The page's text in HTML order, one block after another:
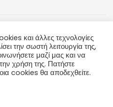
και άλλες τεχνολογίες
την σωστή λειτουργία της,
μαζί μας και να
την χρήση της. Πατήστε
cookies θα αποδεχθείτε.